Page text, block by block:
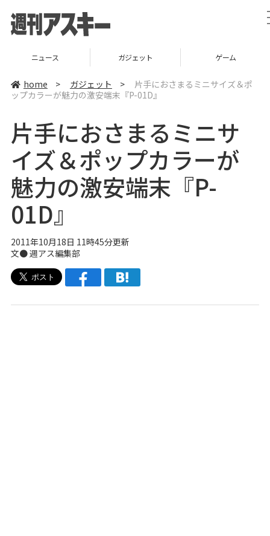
ニュース ガジェット ゲーム
home > ガジェット >
片手におさまるミニサイズ＆ポ
ップカラーが魅力の激安端末『P-01D』
片手におさまるミニサ
イズ＆ポップカラーが
魅力の激安端末『P-
01D』
2011年10月18日 11時45分更新
文●週アス編集部